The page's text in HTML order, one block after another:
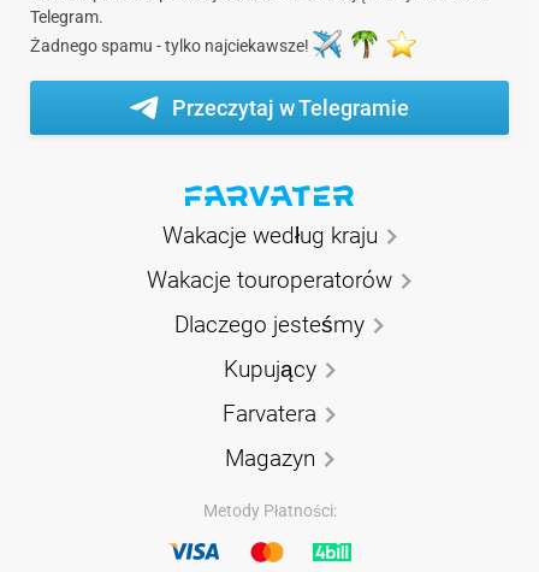
Telegram.
Żadnego spamu - tylko najciekawsze!
Przeczytaj w Telegramie
Wakacje według kraju
Wakacje touroperatorów
Dlaczego jesteśmy
Kupujący
Farvatera
Magazyn
Metody Płatności: